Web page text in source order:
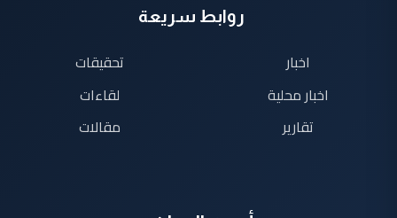
روابط سريعة
اخبار
اخبار محلية
تقارير
تحقيقات
لقاءات
مقالات